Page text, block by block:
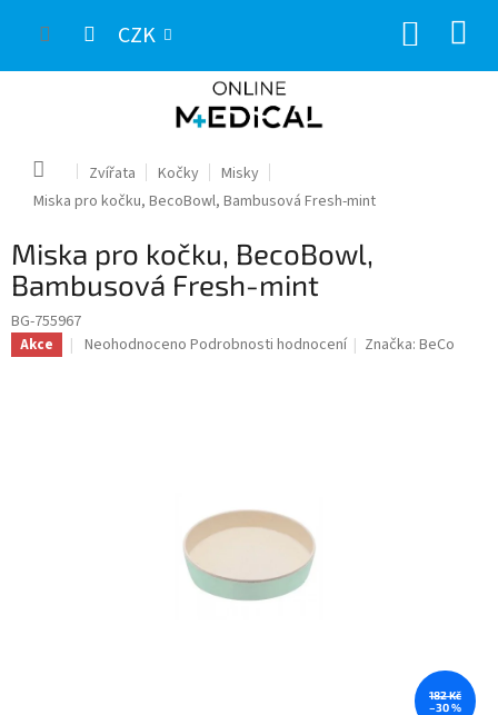
CZK
Domů Zvířata Kočky
Misky
Miska pro kočku, BecoBowl, Bambusová Fresh-mint
Miska pro kočku, BecoBowl,
Bambusová Fresh-mint
BG-755967
Akce
Průměrné
Neohodnoceno Podrobnosti hodnocení Značka:BeCo
182 Kč
–30 %